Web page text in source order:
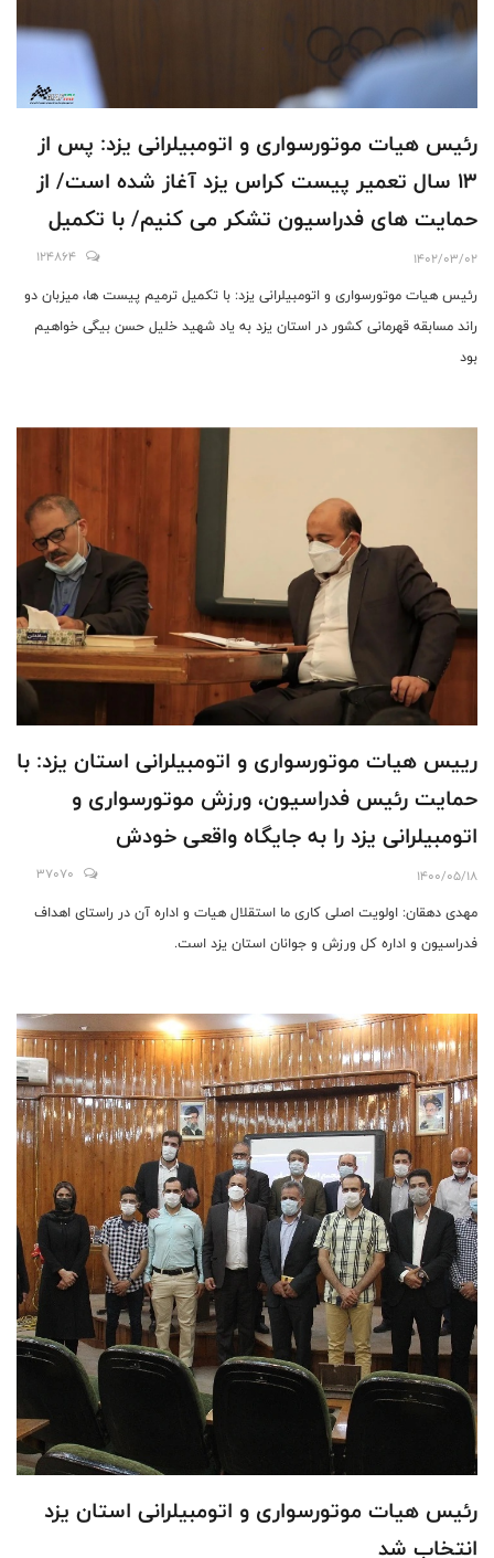
رئیس هیات موتورسواری و اتومبیلرانی یزد: پس از
۱۳ سال تعمیر پیست کراس یزد آغاز شده است/ از
حمایت های فدراسیون تشکر می کنیم/ با تکمیل
ترمیم پیست ها، میزبان یک مرحله از مسابقات
موتورکراس و اسلالوم قهرمانی کشور خواهیم بود
1402/03/02
124864
رئیس هیات موتورسواری و اتومبیلرانی یزد: با تکمیل ترمیم پیست ها، میزبان دو
راند مسابقه قهرمانی کشور در استان یزد به یاد شهید خلیل حسن بیگی خواهیم
بود
رییس هیات موتورسواری و اتومبیلرانی استان یزد: با
حمایت رئیس فدراسیون، ورزش موتورسواری و
اتومبیلرانی یزد را به جایگاه واقعی خودش
می‌رسانیم/ به دنبال استقلال هیات در استان
هستیم
1400/05/18
37070
مهدی دهقان: اولویت اصلی کاری ما استقلال هیات و اداره آن در راستای اهداف
فدراسیون و اداره کل ورزش و جوانان استان یزد است.
رئیس هیات موتورسواری و اتومبیلرانی استان یزد
انتخاب شد